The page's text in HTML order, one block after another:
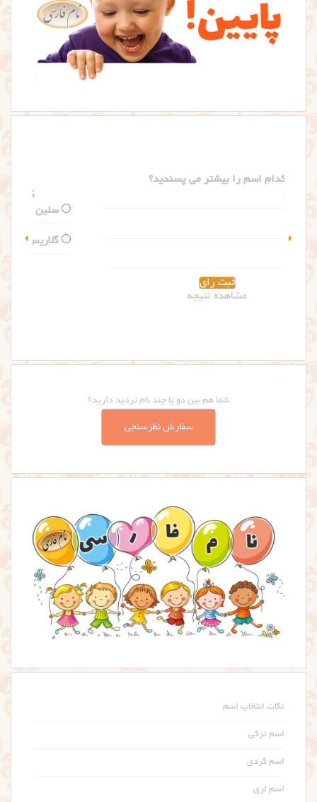
شما هم بین دو یا چند نام تردید دارید؟
سفارش نظرسنجی
نکات انتخاب اسم
اسم ترکی
اسم کردی
اسم لری